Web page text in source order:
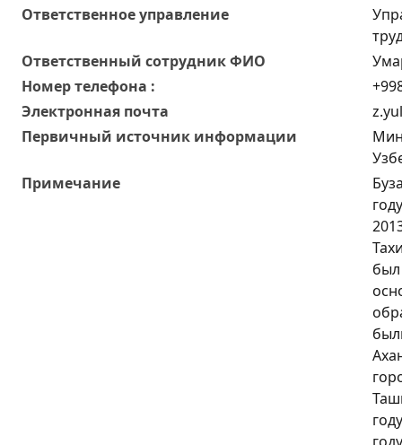
Ответственное управление
Oтветственный сотрудник ФИО
Номер телефона :
Электронная почта
Первичный источник информации
Примечание
был